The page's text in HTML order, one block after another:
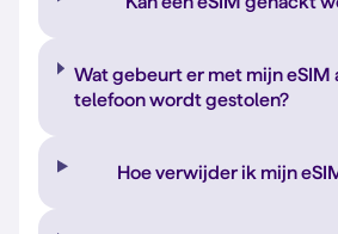
Wat gebeurt er met mijn eSIM
telefoon wordt gestolen?
Hoe verwijder ik mijn